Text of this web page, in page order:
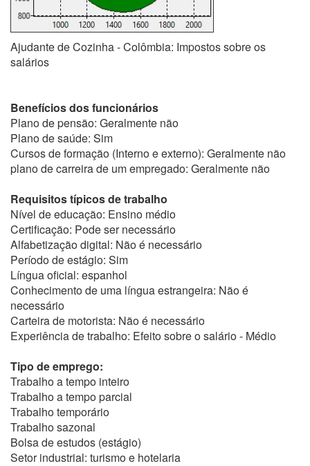
Ajudante de Cozinha - Colômbia: Impostos sobre os
salários
Benefícios dos funcionários
Plano de pensão: Geralmente não
Plano de saúde: Sim
Cursos de formação (Interno e externo): Geralmente não
plano de carreira de um empregado: Geralmente não
Requisitos típicos de trabalho
Nível de educação: Ensino médio
Certificação: Pode ser necessário
Alfabetização digital: Não é necessário
Período de estágio: Sim
Língua oficial: espanhol
Conhecimento de uma língua estrangeira: Não é
necessário
Carteira de motorista: Não é necessário
Experiência de trabalho: Efeito sobre o salário - Médio
Tipo de emprego:
Trabalho a tempo inteiro
Trabalho a tempo parcial
Trabalho temporário
Trabalho sazonal
Bolsa de estudos (estágio)
Setor industrial: turismo e hotelaria